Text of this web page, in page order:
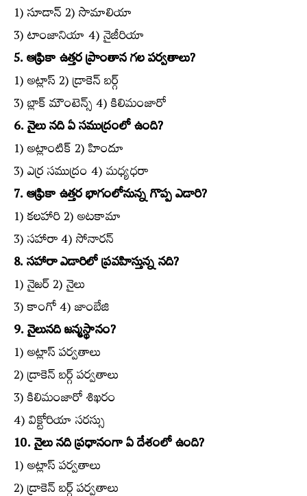
1) సూడాన్‌ 2) సొమాలియా
3) టాంజానియా 4) నైజీరియా
5. ఆఫ్రికా ఉత్తర ప్రాంతాన గల పర్వతాలు?
1) అట్లాస్‌ 2) డ్రాకెన్‌ బర్గ్‌
3) బ్లాక్‌ మౌంటెన్స్‌ 4) కిలిమంజారో
6. నైలు నది ఏ సముద్రంలో ఉంది?
1) అట్లాంటిక్‌ 2) హిందూ
3) ఎర్ర సముద్రం 4) మధ్యధరా
7. ఆఫ్రికా ఉత్తర భాగంలోనున్న గొప్ప ఎడారి?
1) కలహారి 2) అటకామా
3) సహారా 4) సోనారన్‌
8. సహారా ఎడారిలో ప్రవహిస్తున్న నది?
1) నైజర్‌ 2) నైలు
3) కాంగో 4) జాంబేజి
9. నైలునది జన్మస్థానం?
1) అట్లాస్‌ పర్వతాలు
2) డ్రాకెన్‌ బర్గ్‌ పర్వతాలు
3) కిలిమంజారో శిఖరం
4) విక్టోరియా సరస్సు
10. నైలు నది ప్రధానంగా ఏ దేశంలో ఉంది?
1) అట్లాస్‌ పర్వతాలు
2) డ్రాకెన్‌ బర్గ్‌ పర్వతాలు